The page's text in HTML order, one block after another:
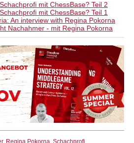
mit ChessBase? Teil 2
mit ChessBase? Teil 1
An interview with Regina Pokorna
Nachahmer - mit Regina Pokorna
, Regina Pokorna Schachprofi